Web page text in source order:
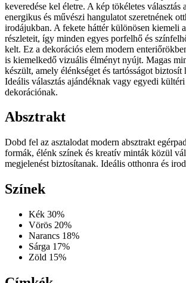
keveredése kel életre. A kép tökéletes választás
energikus és művészi hangulatot szeretnének
irodájukban. A fekete háttér különösen kiemeli
részleteit, így minden egyes porfelhő és
kelt. Ez a dekorációs elem modern
is kiemelkedő vizuális élményt nyújt. Magas
készült, amely élénkséget és tartósságot biztosít
Ideális választás ajándéknak vagy egyedi kültéri
dekorációnak.
Absztrakt
Dobd fel az asztalodat modern absztrakt
formák, élénk színek és kreatív minták közül
megjelenést biztosítanak. Ideális otthonra és
Színek
Kék 30%
Vörös 20%
Narancs 18%
Sárga 17%
Zöld 15%